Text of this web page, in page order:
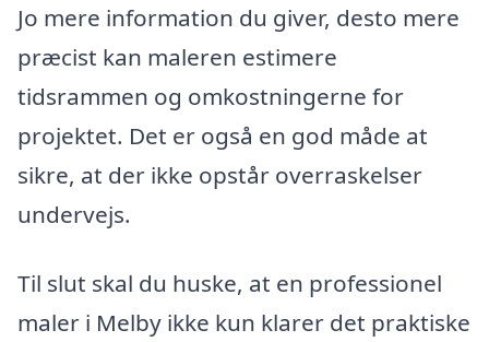
Jo mere information du giver, desto mere
præcist kan maleren estimere
tidsrammen og omkostningerne for
projektet. Det er også en god måde at
sikre, at der ikke opstår overraskelser
undervejs.
Til slut skal du huske, at en professionel
maler i Melby ikke kun klarer det praktiske